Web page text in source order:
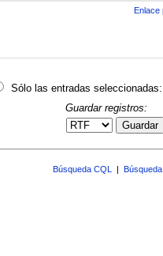
Enlace
Sólo las entradas seleccionadas:
Guardar registros:
Guardar
Búsqueda CQL